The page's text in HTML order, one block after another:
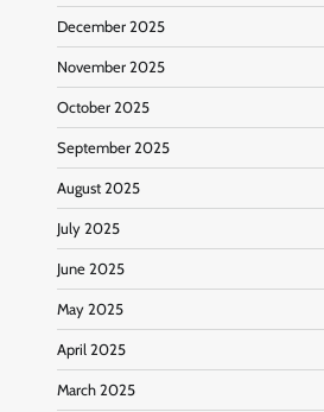
December 2025
November 2025
October 2025
September 2025
August 2025
July 2025
June 2025
May 2025
April 2025
March 2025